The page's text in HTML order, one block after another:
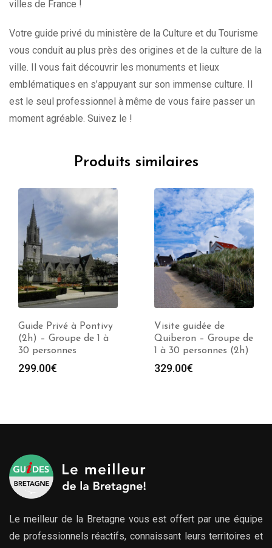
villes de France !
Votre guide privé du ministère de la Culture et du Tourisme
vous conduit au plus près des origines et de la culture de la
ville. Il vous fait découvrir les monuments et lieux
emblématiques en s’appuyant sur son immense culture. Il
est le seul professionnel à même de vous faire passer un
moment agréable. Suivez le !
Produits similaires
Guide Privé à Pontivy
(2h) – Groupe de 1 à
30 personnes
299.00€
Visite guidée de
Quiberon – Groupe de
1 à 30 personnes (2h)
329.00€
Le meilleur de la Bretagne vous est offert par une équipe
de professionnels réactifs, connaissant leurs territoires et